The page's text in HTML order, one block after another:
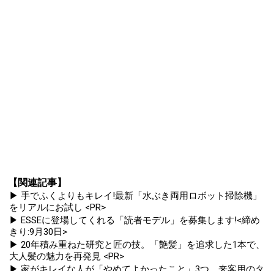
【関連記事】
▶ 手でふくよりもキレイ!最新「水ぶき両用ロボット掃除機」
をリアルにお試し <PR>
▶ ESSEに登場してくれる「読者モデル」を募集します!<締め
きり:9月30日>
▶ 20年積み重ねた研究と匠の技。「艶髪」を追求した1本で、
大人髪の魅力を再発見 <PR>